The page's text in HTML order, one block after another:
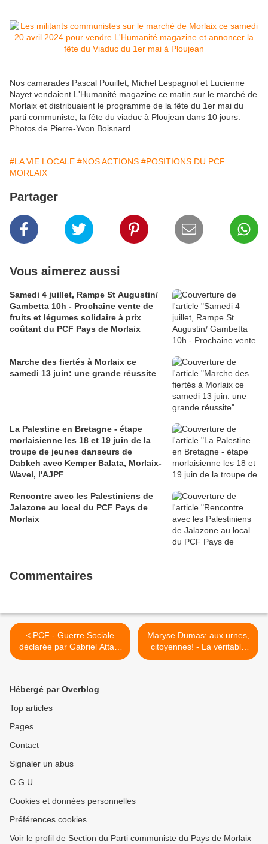
Nos camarades Pascal Pouillet, Michel Lespagnol et Lucienne
Nayet vendaient L'Humanité magazine ce matin sur le marché de
Morlaix et distribuaient le programme de la fête du 1er mai du
parti communiste, la fête du viaduc à Ploujean dans 10 jours.
Photos de Pierre-Yvon Boisnard.
#LA VIE LOCALE #NOS ACTIONS #POSITIONS DU PCF
MORLAIX
Partager
Vous aimerez aussi
Samedi 4 juillet, Rampe St Augustin/
Gambetta 10h - Prochaine vente de
fruits et légumes solidaire à prix
coûtant du PCF Pays de Morlaix
Marche des fiertés à Morlaix ce
samedi 13 juin: une grande réussite
La Palestine en Bretagne - étape
morlaisienne les 18 et 19 juin de la
troupe de jeunes danseurs de
Dabkeh avec Kemper Balata, Morlaix-
Wavel, l'AJPF
Rencontre avec les Palestiniens de
Jalazone au local du PCF Pays de
Morlaix
Commentaires
< PCF - Guerre Sociale
déclarée par Gabriel Attal :
la gauche saura se
(Sébastien Jumel / député
Maryse Dumas: aux urnes,
citoyennes! - La véritable
histoire de l'introduction du
Hébergé par Overblog
Top articles
Pages
Contact
Signaler un abus
C.G.U.
Cookies et données personnelles
Préférences cookies
Voir le profil de Section du Parti communiste du Pays de Morlaix